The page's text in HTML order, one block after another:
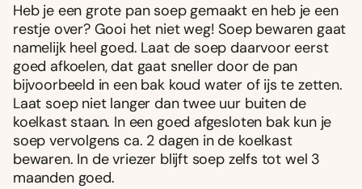
Heb je een grote pan soep gemaakt en heb je een
restje over? Gooi het niet weg! Soep bewaren gaat
namelijk heel goed. Laat de soep daarvoor eerst
goed afkoelen, dat gaat sneller door de pan
bijvoorbeeld in een bak koud water of ijs te zetten.
Laat soep niet langer dan twee uur buiten de
koelkast staan. In een goed afgesloten bak kun je
soep vervolgens ca. 2 dagen in de koelkast
bewaren. In de vriezer blijft soep zelfs tot wel 3
maanden goed.